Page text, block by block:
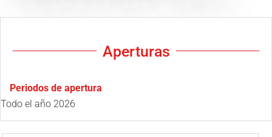
Aperturas
Periodos de apertura
Todo el año 2026